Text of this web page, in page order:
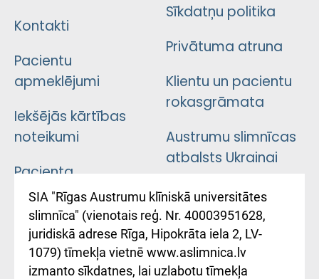
Kontakti
Pacientu
apmeklējumi
Iekšējās kārtības
noteikumi
Pacienta
atsauksmju/sūdzību
iesniegšanas
kārtība
Kā pie mums nokļūt
Sīkdatņu politika
Privātuma atruna
Klientu un pacientu
rokasgrāmata
Austrumu slimnīcas
atbalsts Ukrainai
Підтримка Східної
лікарні та співпраця з
Україною
SIA "Rīgas Austrumu klīniskā universitātes
slimnīca" (vienotais reģ. Nr. 40003951628,
juridiskā adrese Rīga, Hipokrāta iela 2, LV-
1079) tīmekļa vietnē www.aslimnica.lv
izmanto sīkdatnes, lai uzlabotu tīmekļa